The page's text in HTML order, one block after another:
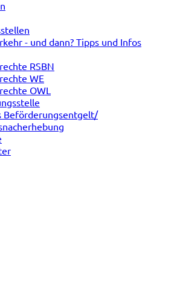
- und dann? Tipps und Infos
RSBN
WE
OWL
Beförderungsentgelt/